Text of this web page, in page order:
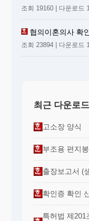
조회 19160 | 다운로드
협의이혼의사 확
조회 23894 | 다운로드
최근 다운로
고소장 양식
부조용 편지
출장보고서 (
확인증 확인
특허법 제201